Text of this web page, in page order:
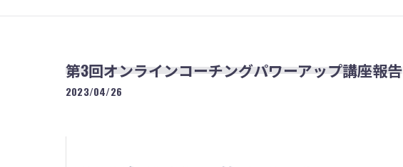
第3回オンラインコーチングパワーアップ講座報告
2023/04/26